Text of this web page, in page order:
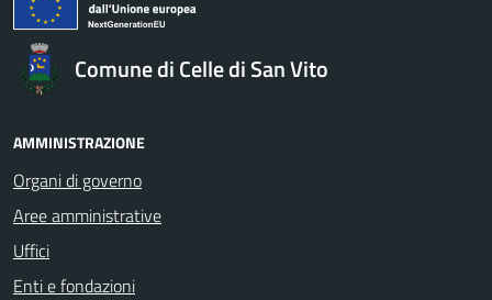
Comune di Celle di San Vito
AMMINISTRAZIONE
Organi di governo
Aree amministrative
Uffici
Enti e fondazioni